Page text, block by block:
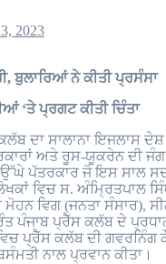
2023
ਬੁਲਾਰਿਆਂ ਨੇ ਕੀਤੀ ਪ੍ਰਸੰਸਾ
‘ਤੇ ਪ੍ਰਗਟ ਕੀਤੀ ਚਿੰਤਾ
ਦਾ ਸਾਲਾਨਾ ਇਜਲਾਸ
ਅਤੇ ਰੂਸ-ਯੂਕਰੇਨ ਦੀ
ਪੱਤਰਕਾਰ ਜੋ ਇਸ ਸਾਲ
ਵਿਚ ਸ. ਅੰਮ੍ਰਿਤਪਾਲ
ਮੋਹਨ ਵਿਗ (ਜਨਤਾ
ਪ੍ਰੈੱਸ ਕਲੱਬ ਦੇ
ਕਲੱਬ ਦੀ ਗਵਰਨਿੰਗ
ਨਾਲ ਪ੍ਰਵਾਨ ਕੀਤਾ।